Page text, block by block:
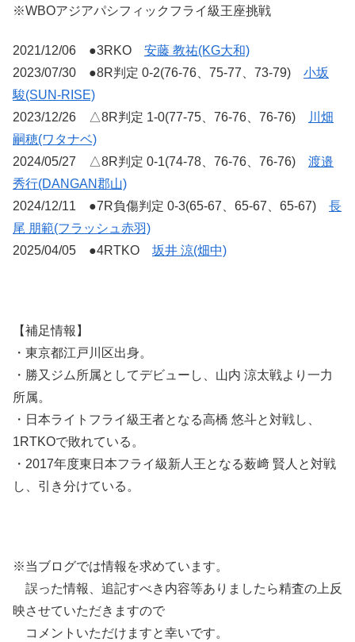
※WBOアジアパシフィックフライ級王座挑戦
2021/12/06 ●3RKO 安藤 教祐(KG大和)
2023/07/30 ●8R判定 0-2(76-76、75-77、73-79) 小坂
駿(SUN-RISE)
2023/12/26 △8R判定 1-0(77-75、76-76、76-76)
川畑
嗣穂(ワタナベ)
2024/05/27 △8R判定 0-1(74-78、76-76、76-76) 渡邉
秀行(DANGAN郡山)
2024/12/11 ●7R負傷判定 0-3(65-67、65-67、65-67) 長
尾 朋範(フラッシュ赤羽)
2025/04/05 ●4RTKO 坂井 涼(畑中)
【補足情報】
・東京都江戸川区出身。
・勝又ジム所属としてデビューし、山内 涼太戦より一力
所属。
・日本ライトフライ級王者となる高橋 悠斗と対戦し、
1RTKOで敗れている。
・2017年度東日本フライ級新人王となる薮﨑 賢人と対戦
し、引き分けている。
※当ブログでは情報を求めています。
誤った情報、追記すべき内容等ありましたら精査の上反
映させていただきますので
コメントいただけますと幸いです。